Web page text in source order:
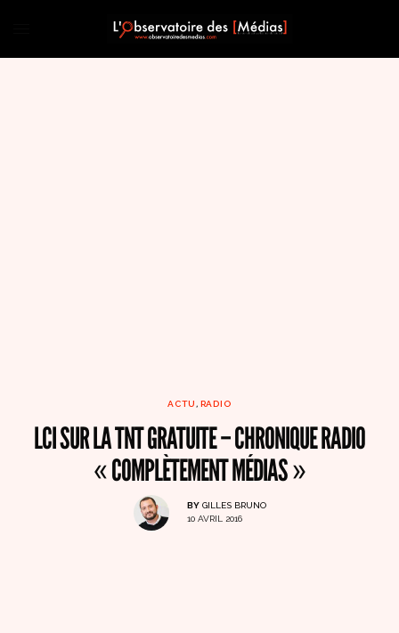
ACTU , RADIO
LCI SUR LA TNT GRATUITE – CHRONIQUE RADIO
« COMPLÈTEMENT MÉDIAS »
BY GILLES BRUNO
10 AVRIL 2016